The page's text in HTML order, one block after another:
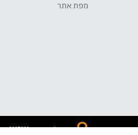
מפת אתר
התשלום באתר WOW מאובטח בטכנולוגית SSL